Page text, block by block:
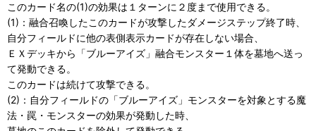
このカード名の(1)の効果は１ターンに２度まで使用できる。
(1)：融合召喚したこのカードが攻撃したダメージステップ終了時、
自分フィールドに他の表側表示カードが存在しない場合、
ＥＸデッキから「ブルーアイズ」融合モンスター１体を墓地へ送っ
て発動できる。
このカードは続けて攻撃できる。
(2)：自分フィールドの「ブルーアイズ」モンスターを対象とする魔
法・罠・モンスターの効果が発動した時、